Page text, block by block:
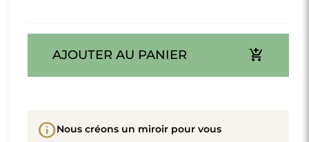
AJOUTER AU PANIER add_shopping_cart
infoNous créons un miroir pour vous